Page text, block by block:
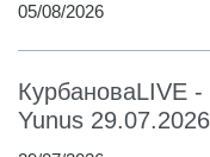
05/08/2026
КурбановаLIVE
Yunus 29.07.2026